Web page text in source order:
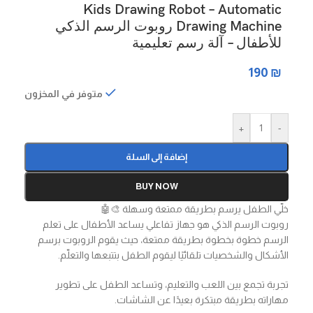
Kids Drawing Robot – Automatic
Drawing Machine روبوت الرسم الذكي
للأطفال – آلة رسم تعليمية
190 ₪
متوفر في المخزون
-
+
إضافة إلى السلة
BUY NOW
خلّي الطفل يرسم بطريقة ممتعة وسهلة 🎨🤖
روبوت الرسم الذكي هو جهاز تفاعلي يساعد الأطفال على تعلم
الرسم خطوة بخطوة بطريقة ممتعة، حيث يقوم الروبوت برسم
الأشكال والشخصيات تلقائيًا ليقوم الطفل بتتبعها والتعلّم.
تجربة تجمع بين اللعب والتعليم، وتساعد الطفل على تطوير
مهاراته بطريقة مبتكرة بعيدًا عن الشاشات.